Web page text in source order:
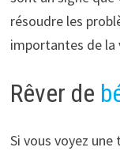
résoudre les
importantes de la
Rêver de
Si vous voyez